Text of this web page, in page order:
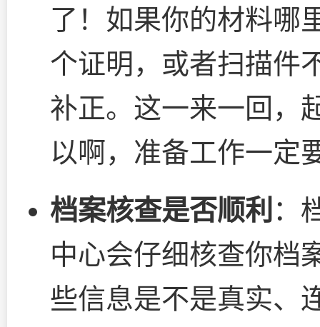
了！如果你的材料哪
个证明，或者扫描件
补正。这一来一回，
以啊，准备工作一定
档案核查是否顺利 ：
中心会仔细核查你档
些信息是不是真实、